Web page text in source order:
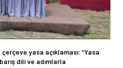
yasa açıklaması: “Yasa
dili ve adımlarla